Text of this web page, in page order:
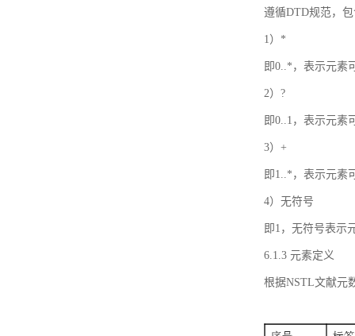
遵循DTD规范，
1）*
即0..*，表示元素
2）?
即0..1，表示元素
3）+
即1..*，表示元素
4）无符号
即1，无符号表示
6.1.3 元素定义
根据NSTL文献元